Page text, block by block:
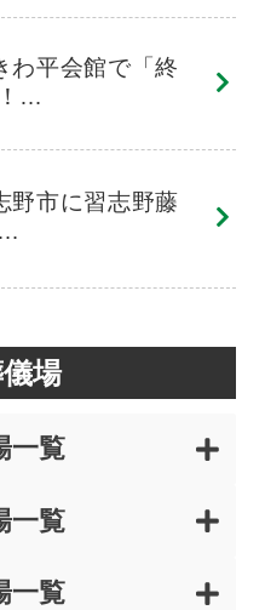
わ平会館で「終
…
野市に習志野藤
場
一覧
一覧
一覧